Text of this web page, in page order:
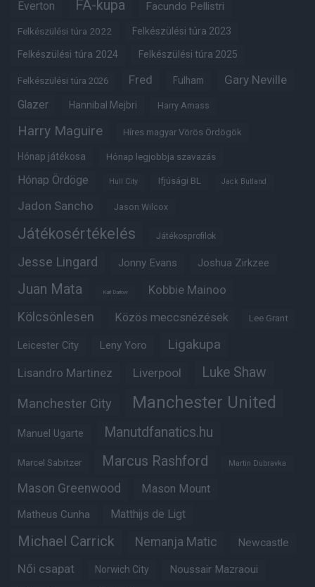
Everton FA-kupa Facundo Pellistri
Felkészülési túra 2022 Felkészülési túra 2023
Felkészülési túra 2024 Felkészülési túra 2025
Felkészülési túra 2026 Fred Fulham Gary Neville
Glazer Hannibal Mejbri Harry Amass
Harry Maguire Híres magyar Vörös Ördögök
Hónap játékosa Hónap legjobbja szavazás
Hónap Ördöge Hull City Ifjúsági BL Jack Butland
Jadon Sancho Jason Wilcox
Játékosértékelés Játékosprofilok
Jesse Lingard Jonny Evans Joshua Zirkzee
Juan Mata Karl Darlow Kobbie Mainoo
Kölcsönlesen Közös meccsnézések Lee Grant
Leicester City Leny Yoro Ligakupa
Lisandro Martinez Liverpool Luke Shaw
Manchester City Manchester United
Manuel Ugarte Manutdfanatics.hu
Marcel Sabitzer Marcus Rashford Martin Dubravka
Mason Greenwood Mason Mount
Matheus Cunha Matthijs de Ligt
Michael Carrick Nemanja Matic Newcastle
Női csapat Norwich City Noussair Mazraoui